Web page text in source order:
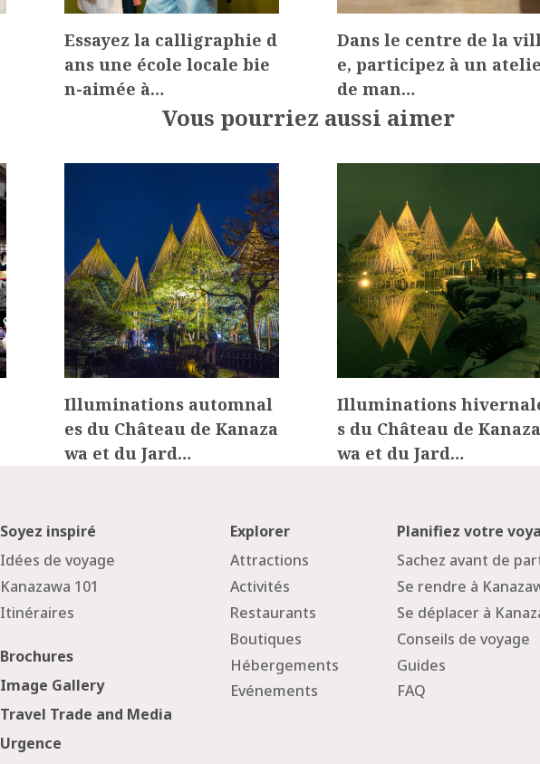
Essayez la calligraphie d
ans une école locale bie
n-aimée à…
Dans le centre de la
e, participez à un
de man…
Vous pourriez aussi aimer
Illuminations automnal
es du Château de Kanaza
wa et du Jard…
Illuminations
s du Château de Kanaza
wa et du Jard…
Soyez inspiré
Idées de voyage
Kanazawa 101
Itinéraires
Explorer
Attractions
Activités
Restaurants
Boutiques
Hébergements
Evénements
Planifiez votre
Sachez avant de
Se rendre à
Se déplacer à
Conseils de voyage
Guides
FAQ
Brochures
Image Gallery
Travel Trade and Media
Urgence